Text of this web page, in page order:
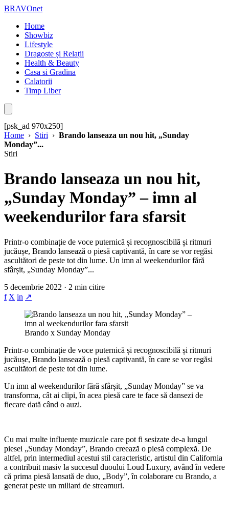
BRAVOnet
Home
Showbiz
Lifestyle
Dragoste și Relații
Health & Beauty
Casa si Gradina
Calatorii
Timp Liber
[psk_ad 970x250]
Home › Stiri › Brando lanseaza un nou hit, „Sunday
Monday”...
Stiri
Brando lanseaza un nou hit,
„Sunday Monday” – imn al
weekendurilor fara sfarsit
Printr-o combinație de voce puternică și recognoscibilă și ritmuri
jucăușe, Brando lansează o piesă captivantă, în care se vor regăsi
ascultători de peste tot din lume. Un imn al weekendurilor fără
sfârșit, „Sunday Monday”...
5 decembrie 2022 · 2 min citire
f X in ↗
Brando x Sunday Monday
Printr-o combinație de voce puternică și recognoscibilă și ritmuri
jucăușe, Brando lansează o piesă captivantă, în care se vor regăsi
ascultători de peste tot din lume.
Un imn al weekendurilor fără sfârșit, „Sunday Monday” se va
transforma, cât ai clipi, în acea piesă care te face să dansezi de
fiecare dată când o auzi.
Cu mai multe influențe muzicale care pot fi sesizate de-a lungul
piesei „Sunday Monday”, Brando creează o piesă complexă. De
altfel, prin intermediul acestui stil caracteristic, artistul din California
a contribuit masiv la succesul duoului Loud Luxury, având în vedere
că prima piesă lansată de duo, „Body”, în colaborare cu Brando, a
generat peste un miliard de streamuri.